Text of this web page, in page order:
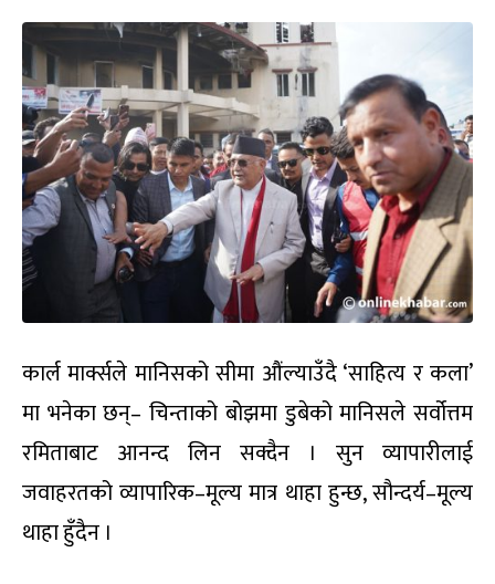
कार्ल मार्क्सले मानिसको सीमा औंल्याउँदै ‘साहित्य र कला’
मा भनेका छन्– चिन्ताको बोझमा डुबेको मानिसले सर्वोत्तम
रमिताबाट आनन्द लिन सक्दैन । सुन व्यापारीलाई
जवाहरतको व्यापारिक–मूल्य मात्र थाहा हुन्छ, सौन्दर्य–मूल्य
थाहा हुँदैन ।